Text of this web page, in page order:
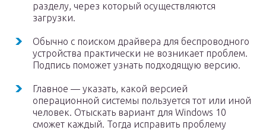
разделу, через который осуществляются
загрузки.
Обычно с поиском драйвера для беспроводного
устройства практически не возникает проблем.
Подпись поможет узнать подходящую версию.
Главное — указать, какой версией
операционной системы пользуется тот или иной
человек. Отыскать вариант для Windows 10
сможет каждый. Тогда исправить проблему